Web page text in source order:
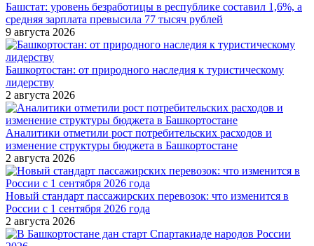
Башстат: уровень безработицы в республике составил 1,6%, а
средняя зарплата превысила 77 тысяч рублей
9 августа 2026
Башкортостан: от природного наследия к туристическому
лидерству
2 августа 2026
Аналитики отметили рост потребительских расходов и
изменение структуры бюджета в Башкортостане
2 августа 2026
Новый стандарт пассажирских перевозок: что изменится в
России с 1 сентября 2026 года
2 августа 2026